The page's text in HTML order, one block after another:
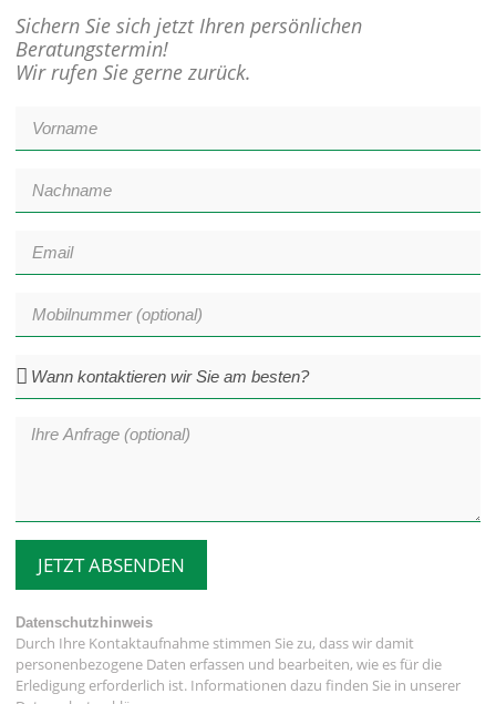
Sichern Sie sich jetzt Ihren persönlichen
Beratungstermin!
Wir rufen Sie gerne zurück.
JETZT ABSENDEN
Datenschutzhinweis
Durch Ihre Kontaktaufnahme stimmen Sie zu, dass wir damit
personenbezogene Daten erfassen und bearbeiten, wie es für die
Erledigung erforderlich ist. Informationen dazu finden Sie in unserer